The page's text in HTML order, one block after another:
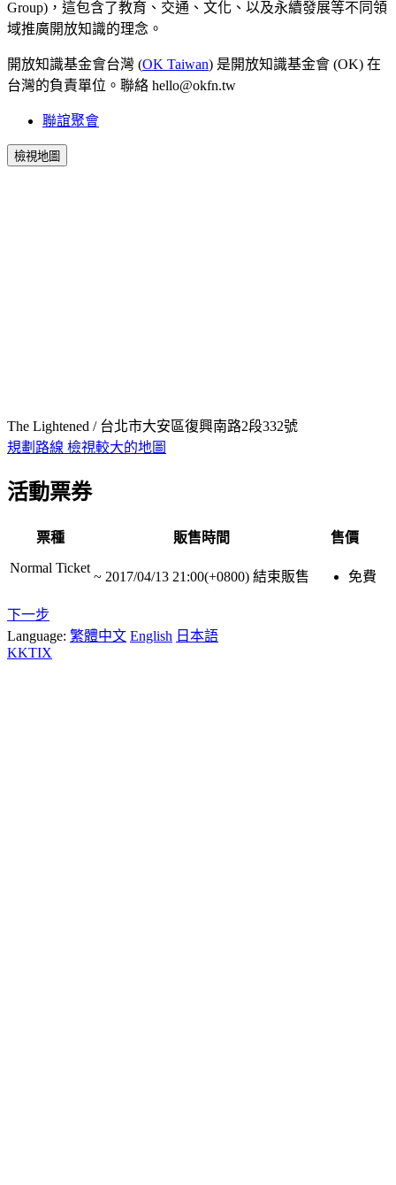
Group)，這包含了教育、交通、文化、以及永續發展等不同領
域推廣開放知識的理念。
開放知識基金會台灣 (OK Taiwan) 是開放知識基金會 (OK) 在
台灣的負責單位。聯絡 hello@okfn.tw
聯誼聚會
檢視地圖
The Lightened / 台北市大安區復興南路2段332號
規劃路線 檢視較大的地圖
活動票券
票種 販售時間
售價
Normal Ticket
~ 2017/04/13 21:00(+0800) 結束販售 免費
下一步
Language: 繁體中文 English 日本語
KKTIX